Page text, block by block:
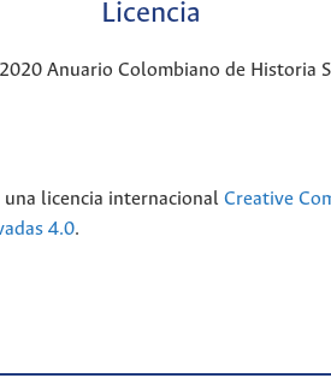
Licencia
Anuario Colombiano de Historia
una licencia internacional Creative
4.0.